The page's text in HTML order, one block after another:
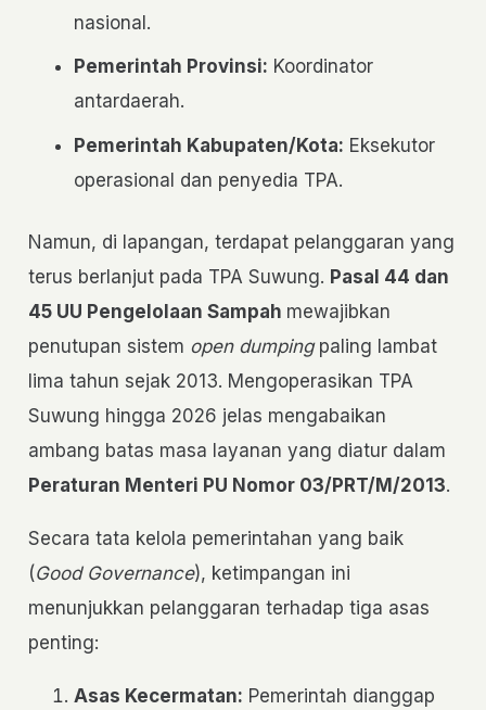
nasional.
Pemerintah Provinsi: Koordinator
antardaerah.
Pemerintah Kabupaten/Kota: Eksekutor
operasional dan penyedia TPA.
Namun, di lapangan, terdapat pelanggaran yang
terus berlanjut pada TPA Suwung. Pasal 44 dan
45 UU Pengelolaan Sampah mewajibkan
penutupan sistem open dumpingpaling lambat
lima tahun sejak 2013. Mengoperasikan TPA
Suwung hingga 2026 jelas mengabaikan
ambang batas masa layanan yang diatur dalam
Peraturan Menteri PU Nomor 03/PRT/M/2013.
Secara tata kelola pemerintahan yang baik
(Good Governance), ketimpangan ini
menunjukkan pelanggaran terhadap tiga asas
penting:
Asas Kecermatan: Pemerintah dianggap